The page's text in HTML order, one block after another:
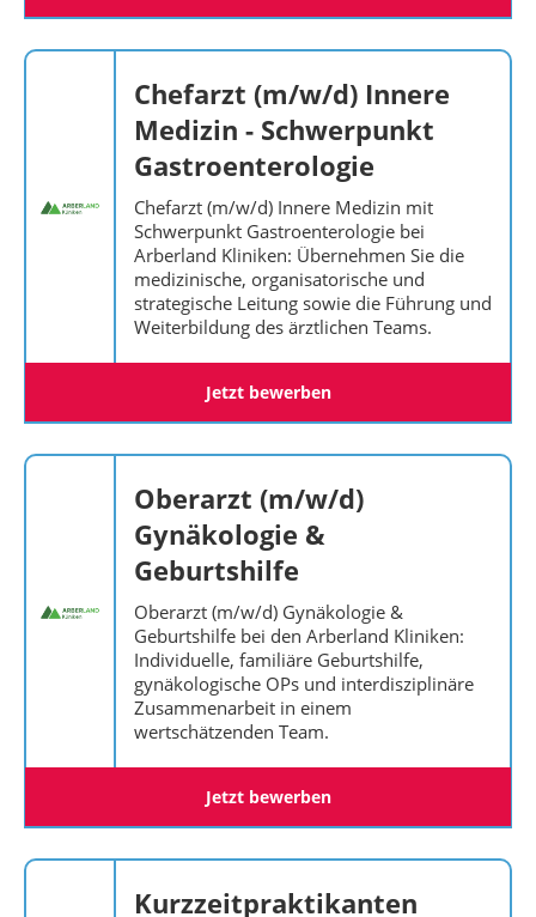
Chefarzt (m/w/d) Innere
Medizin - Schwerpunkt
Gastroenterologie
Chefarzt (m/w/d) Innere Medizin mit
Schwerpunkt Gastroenterologie bei
Arberland Kliniken: Übernehmen Sie die
medizinische, organisatorische und
strategische Leitung sowie die Führung und
Weiterbildung des ärztlichen Teams.
Jetzt bewerben
Oberarzt (m/w/d)
Gynäkologie &
Geburtshilfe
Oberarzt (m/w/d) Gynäkologie &
Geburtshilfe bei den Arberland Kliniken:
Individuelle, familiäre Geburtshilfe,
gynäkologische OPs und interdisziplinäre
Zusammenarbeit in einem
wertschätzenden Team.
Jetzt bewerben
Kurzzeitpraktikanten